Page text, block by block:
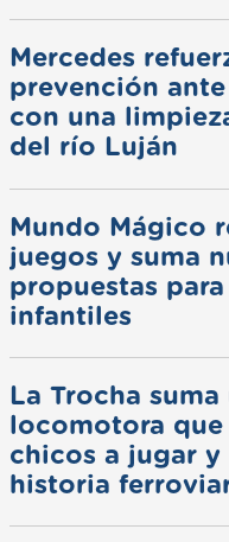
Mercedes
prevención
con una
del río Luján
Mundo Mágico
juegos y suma
propuestas
infantiles
La Trocha suma
locomotora
chicos a jugar y
historia